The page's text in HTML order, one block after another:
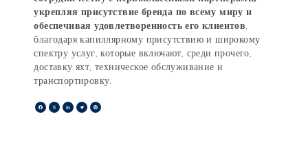
укрепляя присутствие бренда по всему миру и
обеспечивая удовлетворенность его клиентов,
благодаря капиллярному присутствию и широкому
спектру услуг, которые включают, среди прочего,
доставку яхт, техническое обслуживание и
транспортировку.
Facebook
X LinkedIn
Telegram